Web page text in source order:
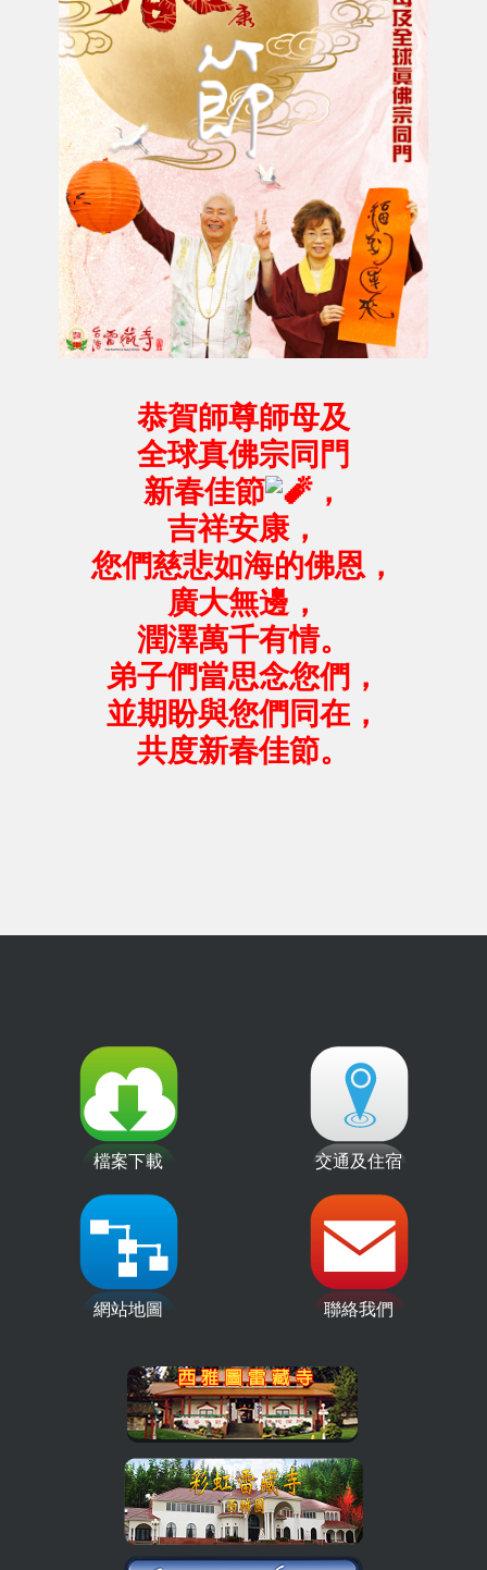
恭賀師尊師母及
全球真佛宗同門
新春佳節
，
吉祥安康，
您們慈悲如海的佛恩，
廣大無邊，
潤澤萬千有情。
弟子們當思念您們，
並期盼與您們同在，
共度新春佳節。
檔案下載 交通及住宿
網站地圖 聯絡我們